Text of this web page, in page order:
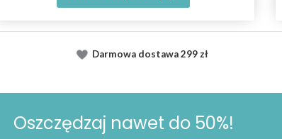
Darmowa dostawa299 zł
Oszczędzaj nawet do 50%!